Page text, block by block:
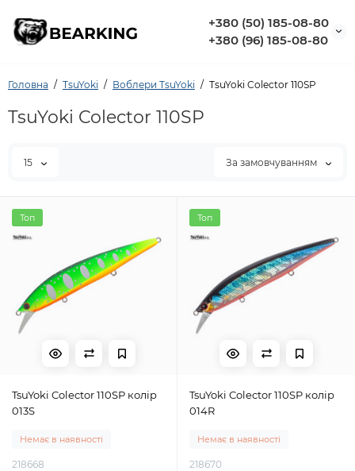
+380 (50) 185-08-80
+380 (96) 185-08-80
Головна TsuYoki Воблери TsuYoki TsuYoki Colector 110SP
TsuYoki Colector 110SP
15 За замовчуванням
Топ
TsuYoki Colector 110SP колір
013S
Немає в наявності
218668
Топ
TsuYoki Colector 110SP колір
014R
Немає в наявності
218670